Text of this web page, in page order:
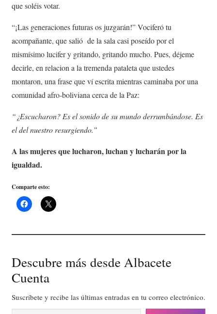
que soléis votar.
“¡Las generaciones futuras os juzgarán!” Vociferó tu
acompañante, que salió de la sala casi poseído por el
mismísimo lucifer y gritando, gritando mucho. Pues, déjeme
decirle, en relacion a la tremenda pataleta que ustedes
montaron, una frase que ví escrita mientras caminaba por una
comunidad afro-boliviana cerca de la Paz:
“¿Escucharon? Es el sonido de su mundo derrumbándose. Es
el del nuestro resurgiendo.”
A las mujeres que lucharon, luchan y lucharán por la
igualdad.
Comparte esto:
Descubre más desde Albacete
Cuenta
Suscríbete y recibe las últimas entradas en tu correo electrónico.
Escribe tu correo electrónico…